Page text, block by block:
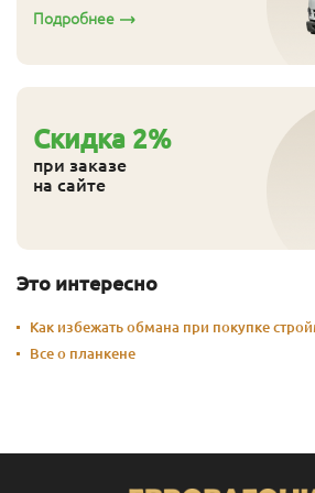
Подробнее
Cкидка 2%
при заказе
на сайте
Это интересно
Как избежать обмана при покупке
Все о планкене